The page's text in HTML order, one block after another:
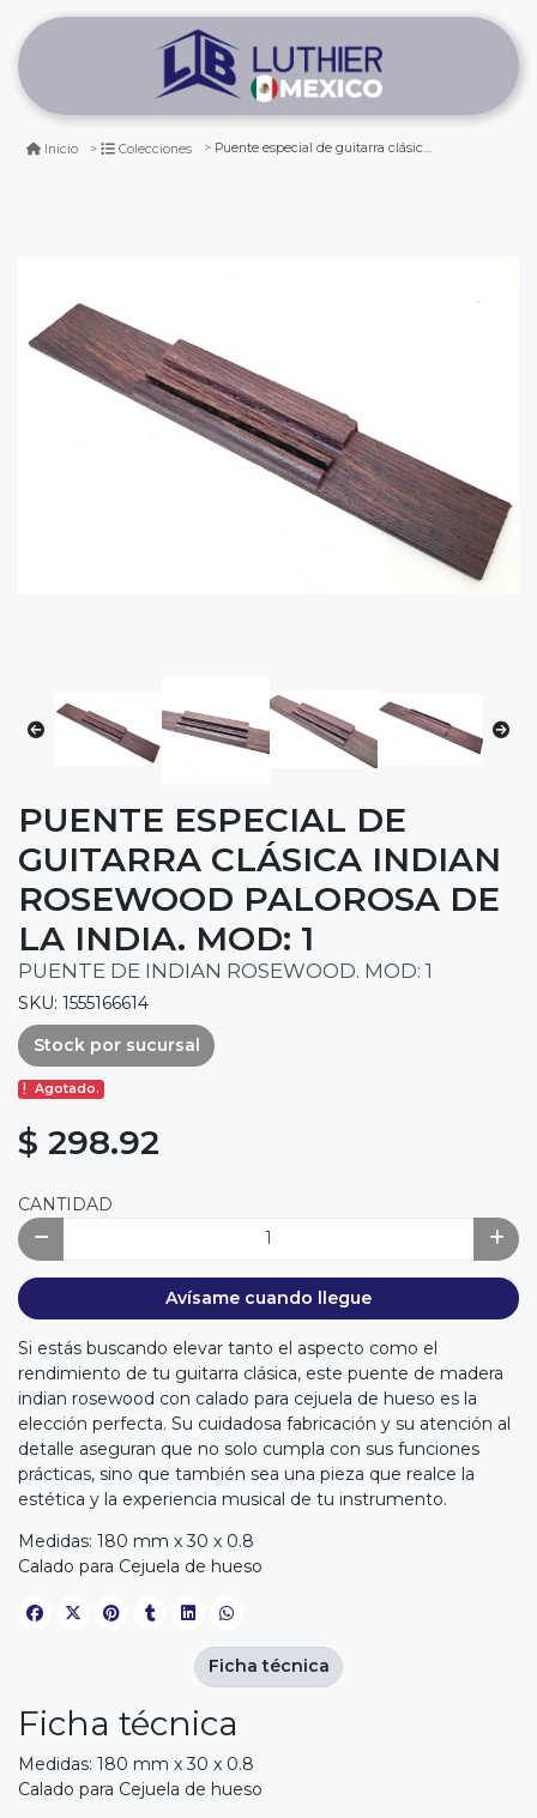
Inicio Colecciones Puente especial de guitarra clásica indian rosewood palorosa de la india. mod: 1
PUENTE ESPECIAL DE
GUITARRA CLÁSICA INDIAN
ROSEWOOD PALOROSA DE
LA INDIA. MOD: 1
PUENTE DE INDIAN ROSEWOOD. MOD: 1
SKU: 1555166614
Stock por sucursal
Agotado.
$ 298.92
CANTIDAD
Avísame cuando llegue
Si estás buscando elevar tanto el aspecto como el
rendimiento de tu guitarra clásica, este puente de madera
indian rosewood con calado para cejuela de hueso es la
elección perfecta. Su cuidadosa fabricación y su atención al
detalle aseguran que no solo cumpla con sus funciones
prácticas, sino que también sea una pieza que realce la
estética y la experiencia musical de tu instrumento.
Medidas: 180 mm x 30 x 0.8
Calado para Cejuela de hueso
Ficha técnica
Medidas: 180 mm x 30 x 0.8
Calado para Cejuela de hueso
Ficha técnica